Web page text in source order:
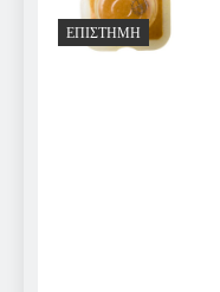
ΕΠΙΣΤΉΜΗ